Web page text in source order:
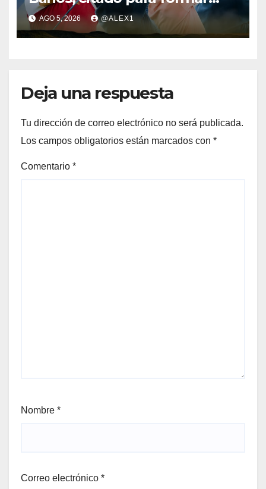
parte del equipo europeo en
el Jacques Léglise Trophy
AGO 5, 2026 @ALEX1
Deja una respuesta
Tu dirección de correo electrónico no será publicada.
Los campos obligatorios están marcados con *
Comentario *
Nombre *
Correo electrónico *